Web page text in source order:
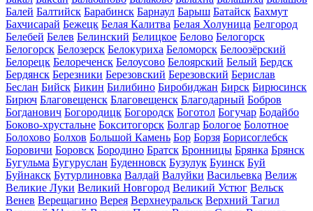
Балей Балтийск Барабинск Барнаул Барыш Батайск Бахмут
Бахчисарай Бежецк Белая Калитва Белая Холуница Белгород
Белебей Белев Белинский Белицкое Белово Белогорск
Белогорск Белозерск Белокуриха Беломорск Белоозёрский
Белорецк Белореченск Белоусово Белоярский Белый Бердск
Бердянск Березники Березовский Березовский Берислав
Беслан Бийск Бикин Билибино Биробиджан Бирск Бирюсинск
Бирюч Благовещенск Благовещенск Благодарный Бобров
Богданович Богородицк Богородск Боготол Богучар Бодайбо
Боково-хрустальне Бокситогорск Болгар Бологое Болотное
Болохово Болхов Большой Камень Бор Борзя Борисоглебск
Боровичи Боровск Бородино Братск Бронницы Брянка Брянск
Бугульма Бугуруслан Буденновск Бузулук Буинск Буй
Буйнакск Бутурлиновка Валдай Валуйки Васильевка Велиж
Великие Луки Великий Новгород Великий Устюг Вельск
Венев Верещагино Верея Верхнеуральск Верхний Тагил